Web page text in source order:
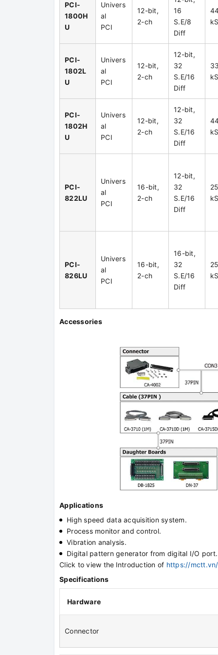
PCI-
1800H
U
Univers
al
PCI
12-bit,
2-ch
16
S.E/8
Diff
PCI-
1802L
U
Univers
al
PCI
12-bit,
2-ch
12-bit,
32
S.E/16
Diff
PCI-
1802H
U
Univers
al
PCI
12-bit,
2-ch
12-bit,
32
S.E/16
Diff
PCI-
822LU
Univers
al
PCI
16-bit,
2-ch
12-bit,
32
S.E/16
Diff
PCI-
826LU
Univers
al
PCI
16-bit,
2-ch
16-bit,
32
S.E/16
Diff
Accessories
Applications
High speed data acquisition system.
Process monitor and control.
Vibration analysis.
Digital pattern generator from digital I/O port.
Click to view the Introduction of https://
Specifications
Hardware
Connector